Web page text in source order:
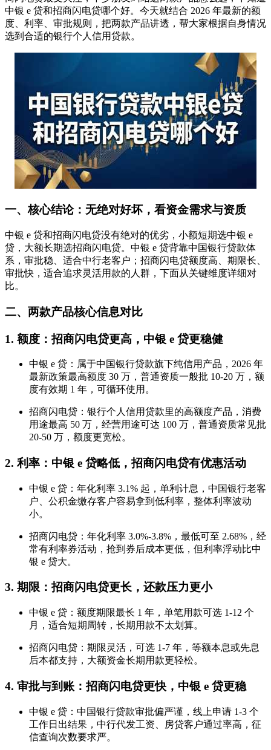
中银 e 贷和招商闪电贷哪个好。今天就结合 2026 年最新的额
度、利率、审批规则，把两款产品讲透，帮大家根据自身情况
选到合适的银行个人信用贷款。
一、核心结论：无绝对好坏，看资金需求与资质
中银 e 贷和招商闪电贷没有绝对的优劣，小额短期选中银 e
贷，大额长期选招商闪电贷。中银 e 贷背靠中国银行贷款体
系，审批稳、适合中行老客户；招商闪电贷额度高、期限长、
审批快，适合追求灵活用款的人群，下面从关键维度详细对
比。
二、两款产品核心信息对比
1. 额度：招商闪电贷更高，中银 e 贷更稳健
中银 e 贷：属于中国银行贷款旗下纯信用产品，2026 年
最新政策最高额度 30 万，普通资质一般批 10-20 万，额
度有效期 1 年，可循环使用。
招商闪电贷：银行个人信用贷款里的高额度产品，消费
用途最高 50 万，经营用途可达 100 万，普通资质常见批
20-50 万，额度更宽松。
2. 利率：中银 e 贷略低，招商闪电贷有优惠活动
中银 e 贷：年化利率 3.1% 起，单利计息，中国银行老客
户、公积金缴存客户容易拿到低利率，整体利率波动
小。
招商闪电贷：年化利率 3.0%-3.8%，最低可至 2.68%，经
常有利率券活动，抢到券后成本更低，但利率浮动比中
银 e 贷大。
3. 期限：招商闪电贷更长，还款压力更小
中银 e 贷：额度期限最长 1 年，单笔用款可选 1-12 个
月，适合短期周转，长期用款不太划算。
招商闪电贷：期限灵活，可选 1-7 年，等额本息或先息
后本都支持，大额资金长期用款更轻松。
4. 审批与到账：招商闪电贷更快，中银 e 贷更稳
中银 e 贷：中国银行贷款审批偏严谨，线上申请 1-3 个
工作日出结果，中行代发工资、房贷客户通过率高，征
信查询次数要求严。